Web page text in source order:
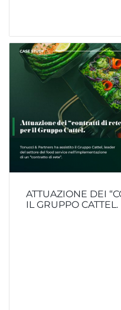
ATTUAZIONE DEI
IL GRUPPO CATTEL.